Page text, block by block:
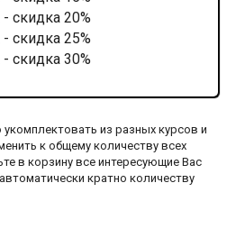
скидка 20%
скидка 25%
скидка 30%
из разных курсов и
к общему количеству всех
в корзину все интересующие Вас
кратно количеству